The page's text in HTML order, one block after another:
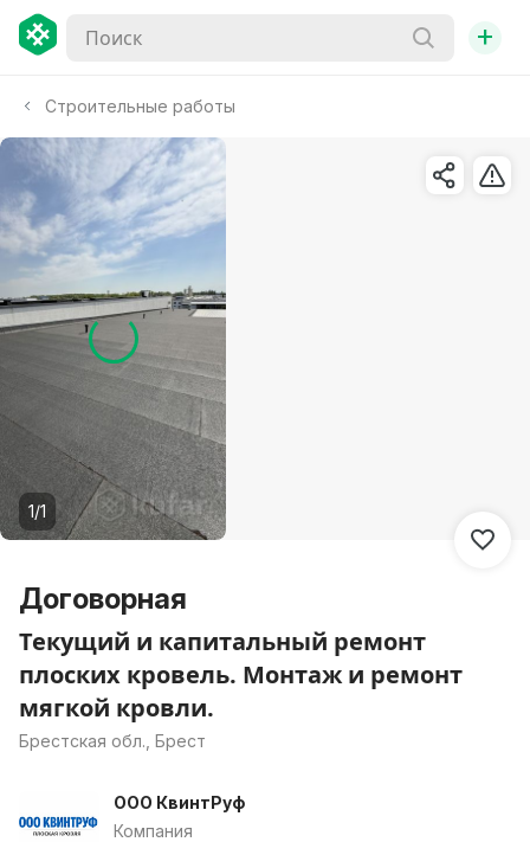
+
Строительные работы
1/1
Договорная
Текущий и капитальный ремонт
плоских кровель. Монтаж и ремонт
мягкой кровли.
Брестская обл., Брест
ООО КвинтРуф
Компания